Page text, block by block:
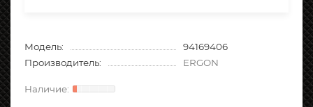
Модель:
94169406
Производитель:
ERGON